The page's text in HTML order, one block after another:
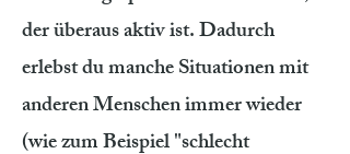
der überaus aktiv ist. Dadurch
erlebst du manche Situationen mit
anderen Menschen immer wieder
(wie zum Beispiel "schlecht